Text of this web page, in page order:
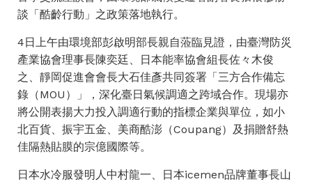
談「酷齡行動」之政策落地執行。
4日上午由環境部彭啟明部長親自蒞臨見證，由臺灣防災
產業協會理事長陳奕廷、日本能率協會組長佐々木俊
之、靜岡促進會會長大石佳彥共同簽署「三方合作備忘
錄（MOU）」，深化臺日氣候調適之跨域合作。現場亦
將公開表揚大力投入調適行動的指標企業與單位，如小
北百貨、振宇五金、美商酷澎（Coupang）及捐贈舒熱
佳隔熱貼膜的宗億國際等。
日本水冷服發明人中村龍一、日本icemen品牌董事長山